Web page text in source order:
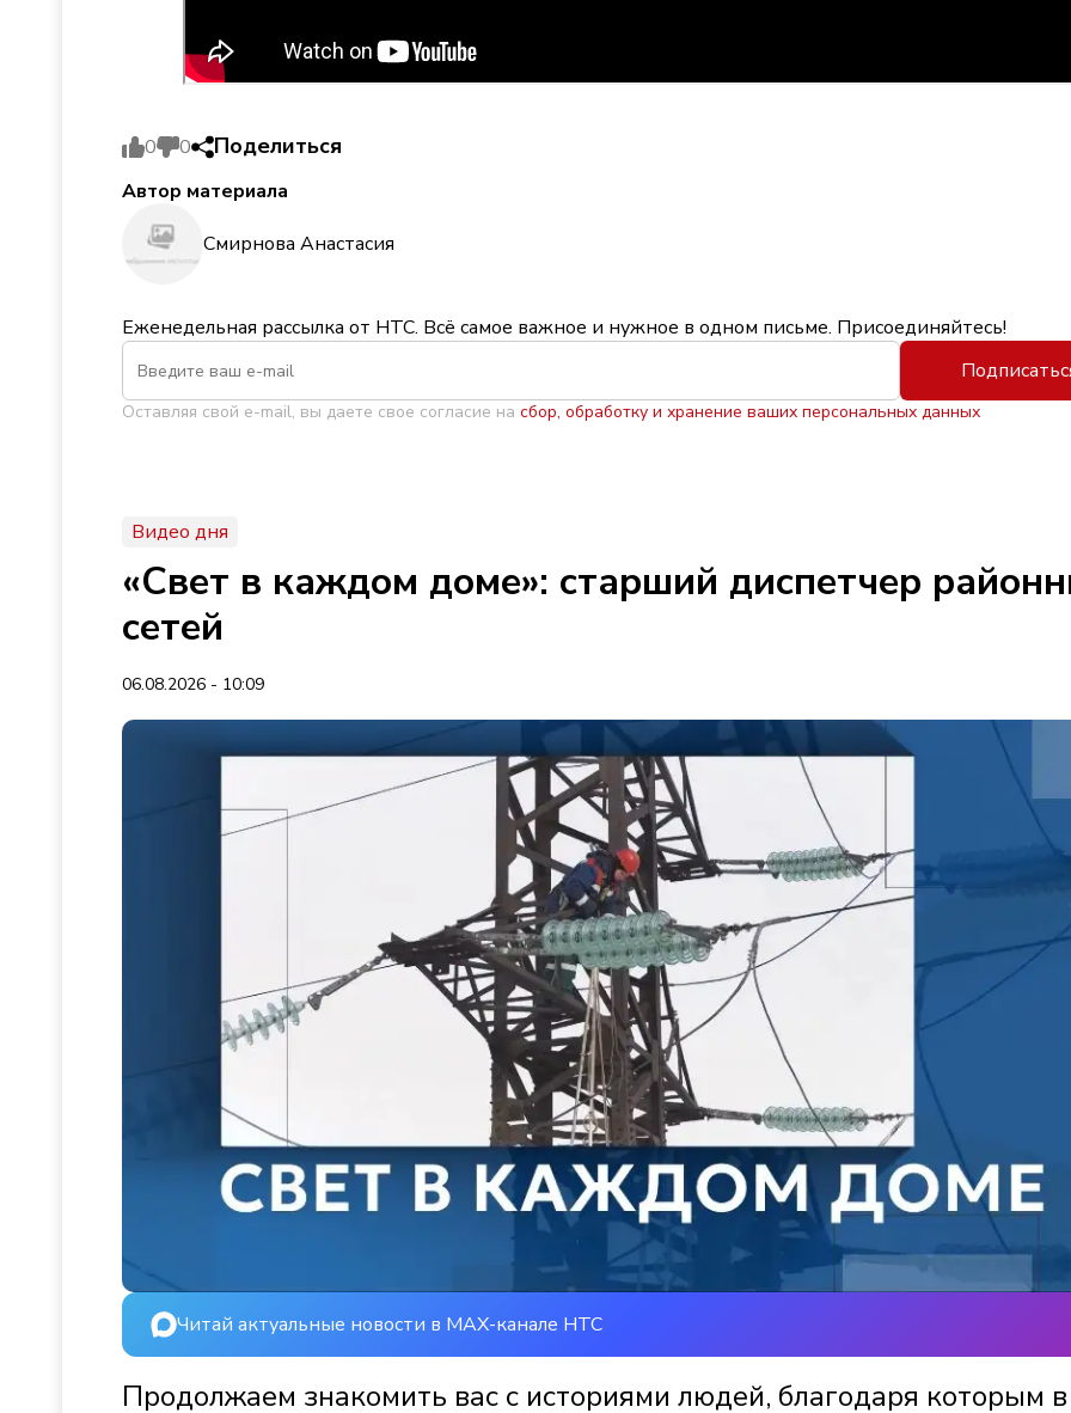
0 0 Поделиться
Автор материала
Смирнова Анастасия
Еженедельная рассылка от НТС. Всё самое важное и нужное в одном письме. Присоединяйтесь!
Оставляя свой e-mail, вы даете свое согласие на сбор, обработку и хранение ваших персональных данных
Видео дня
«Свет в каждом доме»: старший диспетчер
сетей
06.08.2026 - 10:09
Читай актуальные новости в MAX-канале НТС
Продолжаем знакомить вас с историями людей, благодаря которым в